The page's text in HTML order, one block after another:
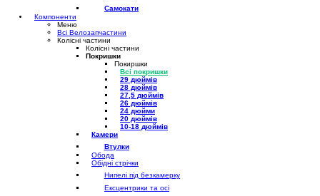
Самокати
Компоненти
Меню
Всі Велозапчастини
Колісні частини
Колісні частини
Покришки
Покиршки
Всі покришки
29 дюймів
28 дюймів
27,5 дюймів
26 дюймів
24 дюйми
20 дюймів
10-18 дюймів
Камери
Втулки
Обода
Обідні стрічки
Нипелі під безкамерку
Ексцентрики та осі